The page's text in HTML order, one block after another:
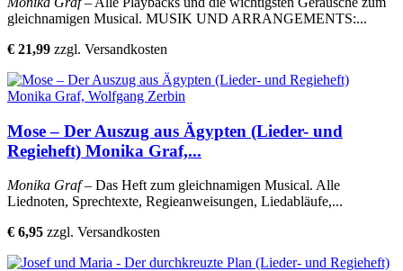
gleichnamigen Musical. MUSIK UND ARRANGEMENTS:...
€ 21,99 zzgl. Versandkosten
Mose – Der Auszug aus Ägypten (Lieder- und
Regieheft) Monika Graf,...
Monika Graf– Das Heft zum gleichnamigen Musical. Alle
Liednoten, Sprechtexte, Regieanweisungen, Liedabläufe,...
€ 6,95 zzgl. Versandkosten